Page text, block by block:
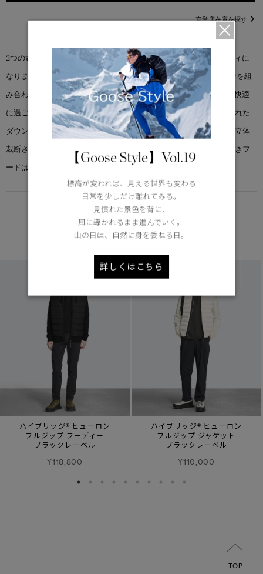
直営店在庫を探す
2つの素晴らしいコレクションが、1つの非常に汎用性の高いフーディに
なりました。新しいマスコーカ コレクションと伝統のハイブリッジを組
み合わせた ハイブリッジ ヒューロン フル ジップは、季節を問わず快適
に過ごせるようデザインされています。コア部分に戦略的に配置された
ダウンフィルが、必要な部分に暖かさをプラスします。裾と袖口は立体
裁断されたリブニットで熱を閉じ込め、調節可能なドローコード付きフ
ードは風雨から顔を保護します。
DETAIL
あなたへのおすすめ
ハイブリッジ® ヒューロン
フルジップ フーディー
ブラックレーベル
¥118,800
ハイブリッジ® ヒューロン
フルジップ ジャケット
ブラックレーベル
¥110,000
TOP
【Goose Style】Vol.19
標高が変われば、見える世界も変わる
日常を少しだけ離れてみる。
見慣れた景色を背に、
風に導かれるまま進んでいく。
山の日は、自然に身を委ねる日。
詳しくはこちら